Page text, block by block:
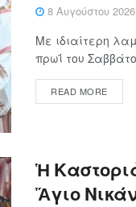
8 Αυγούστου 2026
Με ιδιαίτερη
πρωΐ του
READ MORE
Ἡ
Ἅγιο